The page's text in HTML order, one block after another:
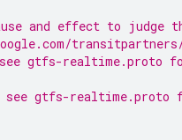
and effect to judge
transitpartners/
gtfs-realtime.proto
gtfs-realtime.proto